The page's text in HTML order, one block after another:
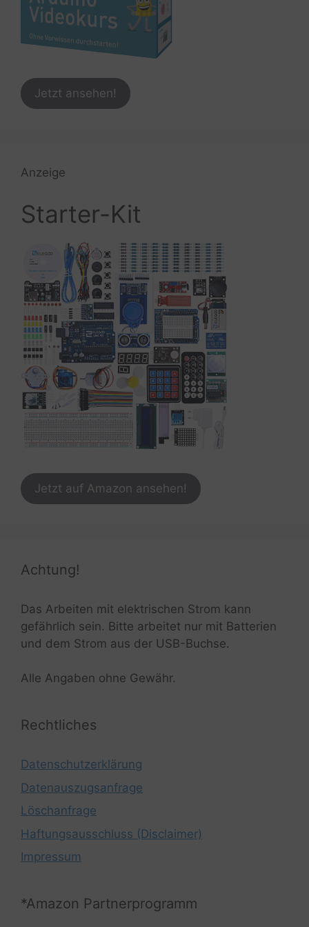
Jetzt ansehen!
Anzeige
Starter-Kit
Jetzt auf Amazon ansehen!
Achtung!
Das Arbeiten mit elektrischen Strom kann
gefährlich sein. Bitte arbeitet nur mit Batterien
und dem Strom aus der USB-Buchse.
Alle Angaben ohne Gewähr.
Rechtliches
Datenschutzerklärung
Datenauszugsanfrage
Löschanfrage
Haftungsausschluss (Disclaimer)
Impressum
*Amazon Partnerprogramm